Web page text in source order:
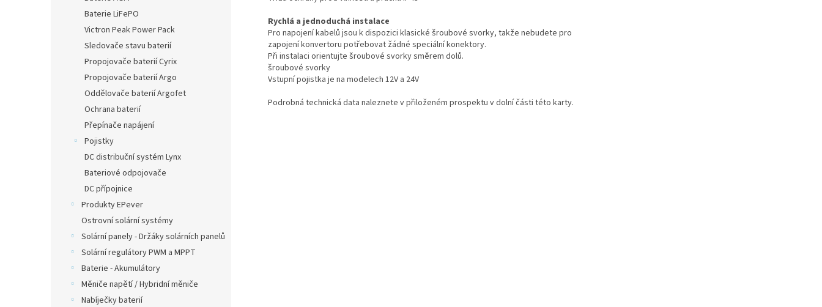
Baterie LiFePO
Victron Peak Power Pack
Sledovače stavu baterií
Propojovače baterií Cyrix
Propojovače baterií Argo
Oddělovače baterií Argofet
Ochrana baterií
Přepínače napájení
Pojistky
DC distribuční systém Lynx
Bateriové odpojovače
DC přípojnice
Produkty EPever
Ostrovní solární systémy
Solární panely - Držáky solárních panelů
Solární regulátory PWM a MPPT
Baterie - Akumulátory
Měniče napětí / Hybridní měniče
Nabíječky baterií
Rychlá a jednoduchá instalace
Pro napojení kabelů jsou k dispozici klasické šroubové svorky, takže nebudete pro
zapojení konvertoru potřebovat žádné speciální konektory.
Při instalaci orientujte šroubové svorky směrem dolů.
šroubové svorky
Vstupní pojistka je na modelech 12V a 24V
Podrobná technická data naleznete v přiloženém prospektu v dolní části této karty.